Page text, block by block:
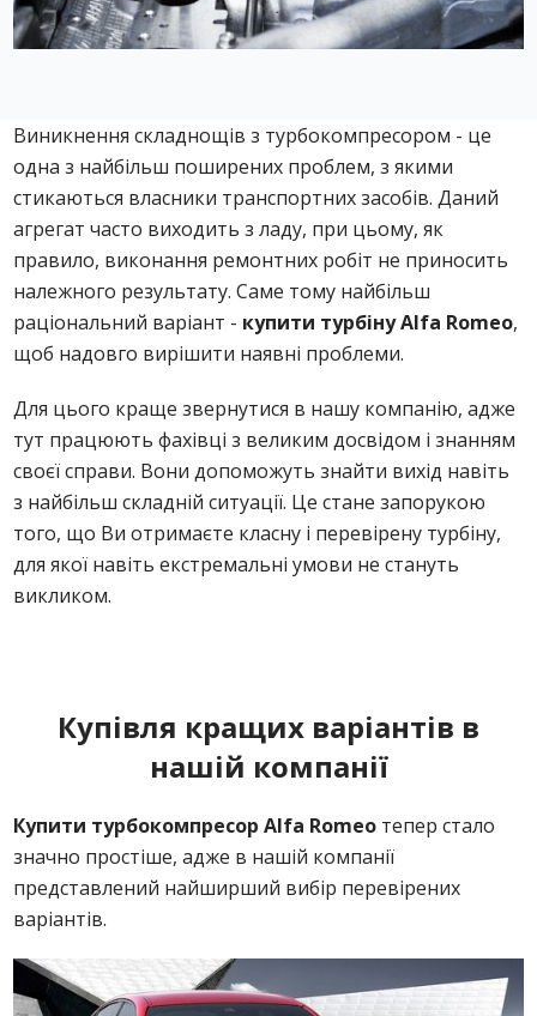
Виникнення складнощів з турбокомпресором - це
одна з найбільш поширених проблем, з якими
стикаються власники транспортних засобів. Даний
агрегат часто виходить з ладу, при цьому, як
правило, виконання ремонтних робіт не приносить
належного результату. Саме тому найбільш
раціональний варіант - купити турбіну Alfa Romeo,
щоб надовго вирішити наявні проблеми.
Для цього краще звернутися в нашу компанію, адже
тут працюють фахівці з великим досвідом і знанням
своєї справи. Вони допоможуть знайти вихід навіть
з найбільш складній ситуації. Це стане запорукою
того, що Ви отримаєте класну і перевірену турбіну,
для якої навіть екстремальні умови не стануть
викликом.
Купівля кращих варіантів в
нашій компанії
Купити турбокомпресор Alfa Romeo тепер стало
значно простіше, адже в нашій компанії
представлений найширший вибір перевірених
варіантів.